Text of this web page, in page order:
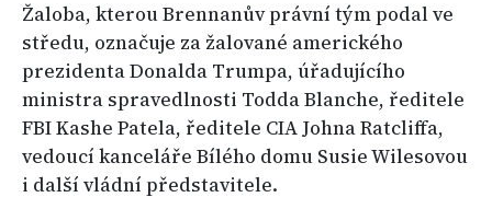
Žaloba, kterou Brennanův právní tým podal ve
středu, označuje za žalované amerického
prezidenta Donalda Trumpa, úřadujícího
ministra spravedlnosti Todda Blanche, ředitele
FBI Kashe Patela, ředitele CIA Johna Ratcliffa,
vedoucí kanceláře Bílého domu Susie Wilesovou
i další vládní představitele.